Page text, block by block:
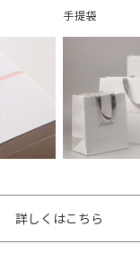
手提袋
詳しくはこちら